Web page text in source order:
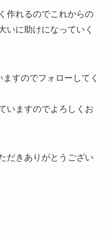
作れるのでこれからの
いに助けになっていく
ますのでフォローしてく
いますのでよろしくお
だきありがとうござい